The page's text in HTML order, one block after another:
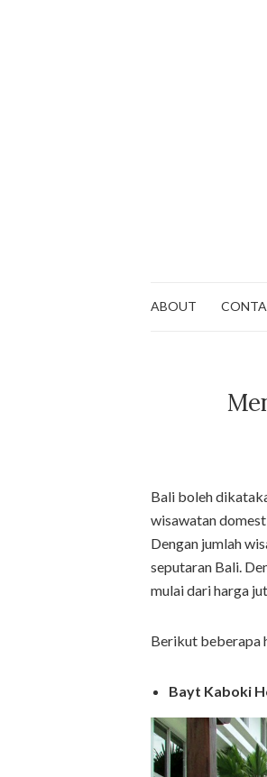
ABOUT
Bali boleh
wisawatan
Dengan jumlah
seputaran Bali.
mulai dari harga
Berikut beberapa
Bayt Kaboki